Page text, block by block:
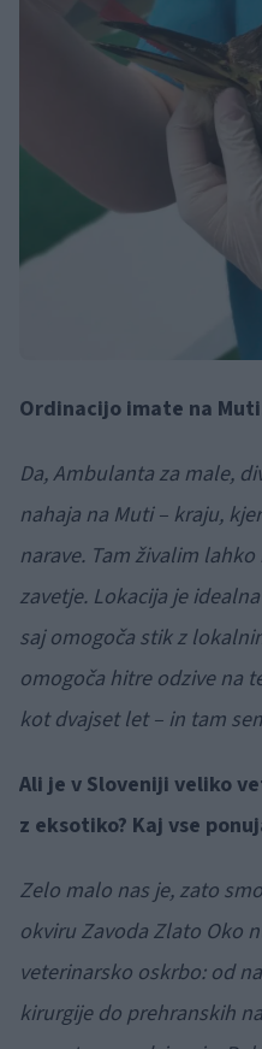
Ordinacijo imate na
Da, Ambulanta za male,
nahaja na Muti – kraju,
narave. Tam živalim
zavetje. Lokacija je
saj omogoča stik z
omogoča hitre odzive na
kot dvajset let – in tam
Ali je v Sloveniji veliko
z eksotiko? Kaj vse
Zelo malo nas je, zato
okviru Zavoda Zlato Oko
veterinarsko oskrbo: od
kirurgije do prehranskih